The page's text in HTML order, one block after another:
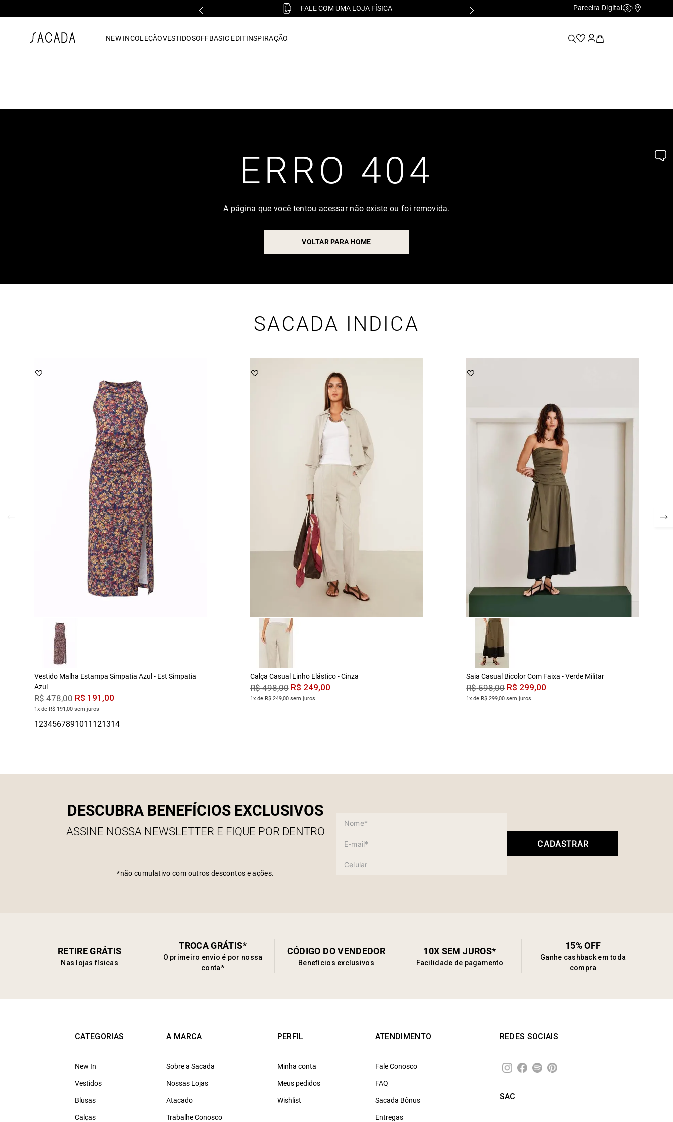
FALE COM UMA LOJA FÍSICA Parceira Digital Cashback
NEW INCOLEÇÃOVESTIDOSOFFBASIC EDITINSPIRAÇÃO
ERRO 404
A página que você tentou acessar não existe ou foi removida.
VOLTAR PARA HOME
SACADA INDICA
Vestido Malha Estampa Simpatia Azul - Est Simpatia
Azul
R$ 478,00 R$ 191 ,00
1x de R$ 191,00 sem juros
Calça Casual Linho Elástico - Cinza
R$ 498,00 R$ 249,00
1x de R$ 249,00 sem juros
Saia Casual Bicolor Com Faixa - Verde Militar
R$ 598,00 R$ 299,00
1x de R$ 299,00 sem juros
DESCUBRA BENEFÍCIOS EXCLUSIVOS
ASSINE NOSSA NEWSLETTER E FIQUE POR DENTRO
*não cumulativo com outros descontos e ações.
CADASTRAR
RETIRE GRÁTIS
Nas lojas físicas
TROCA GRÁTIS*
O primeiro envio é por nossa
conta*
CÓDIGO DO VENDEDOR
Benefícios exclusivos
10X SEM JUROS*
Facilidade de pagamento
15% OFF
Ganhe cashback em toda
compra
CATEGORIAS
New In
Vestidos
Blusas
Calças
A MARCA
Sobre a Sacada
Nossas Lojas
Atacado
Trabalhe Conosco
PERFIL
Minha conta
Meus pedidos
Wishlist
ATENDIMENTO
Fale Conosco
FAQ
Sacada Bônus
Entregas
REDES SOCIAIS
SAC
vestido midi
7º macacão